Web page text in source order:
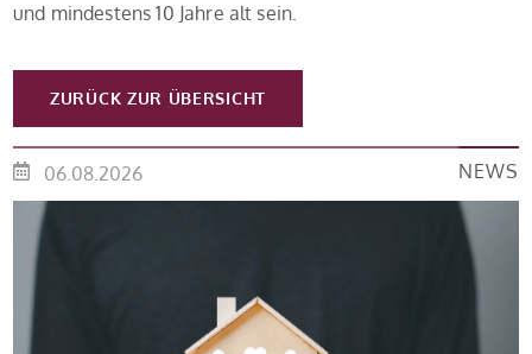
und mindestens 10 Jahre alt sein.
ZURÜCK ZUR ÜBERSICHT
06.08.2026 NEWS